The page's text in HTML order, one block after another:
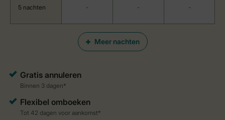
Meer nachten
5 nachten - - -